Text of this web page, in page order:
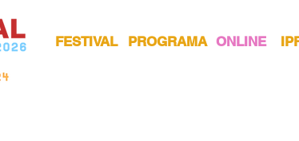
FESTIVAL PROGRAMA ONLINE